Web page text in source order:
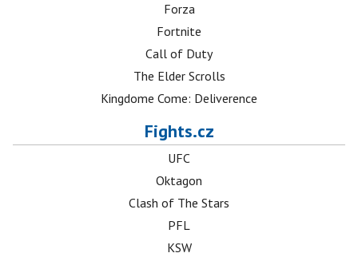
Forza
Fortnite
Call of Duty
The Elder Scrolls
Kingdome Come: Deliverence
Fights.cz
UFC
Oktagon
Clash of The Stars
PFL
KSW